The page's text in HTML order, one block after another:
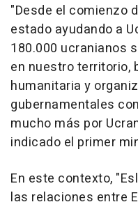
"Desde el comienzo
estado ayudando a
180.000 ucranianos
en nuestro territorio,
humanitaria y
gubernamentales
mucho más por
indicado el primer
En este contexto,
las relaciones entre